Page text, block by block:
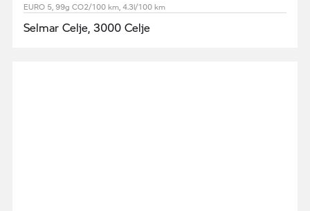
EURO 5, 99g CO2/100 km, 4.3l/100 km
Selmar Celje, 3000 Celje